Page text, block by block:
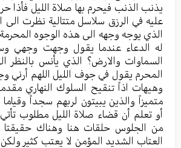
يذنب الذنب فيحرم بها صلاة الليل فأذا
عليه في الرزق سلاسل متتالية نظرت الى
الذي يوجه وجهه الى هذه الوجوه
له الدعاء عندما يقول وجهت وجهي
السماوات والارض؟ الذي يأنس بالنظر
المحرم يقول في جوف الليل اللهم أرني
وهيهات اذاً تنقيح السلوك النهاري
متميزاً والذين يبيتون لربهم سجداً
أو تعلم أن قضاء صلاة الليل مطلوب
من الجلوس حلقات هنا وهناك حقيقتا
العتاب الشديد المؤمن لا يعتب كثير